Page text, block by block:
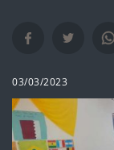
Compartilhar no
03/03/2023